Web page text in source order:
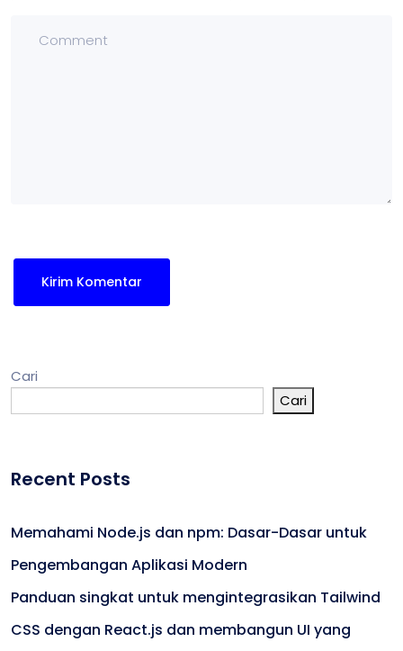
Cari
Cari
Recent Posts
Memahami Node.js dan npm: Dasar-Dasar untuk
Pengembangan Aplikasi Modern
Panduan singkat untuk mengintegrasikan Tailwind
CSS dengan React.js dan membangun UI yang